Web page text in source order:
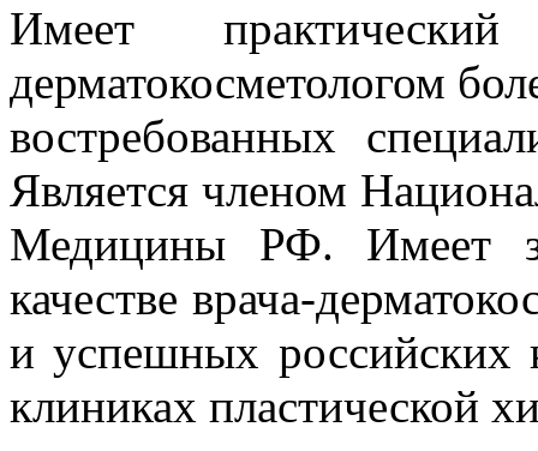
Имеет
дерматокосметологом
востребованных
Является членом
Медицины РФ. Имеет
качестве врача-
и успешных российских
клиниках пластической